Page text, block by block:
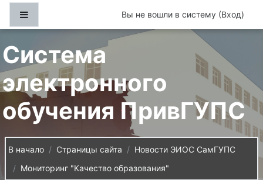
Перейти к основному содержанию
Вы не вошли в систему (Вход)
Система
электронного
обучения ПривГУПС
В начало Страницы сайта
Новости ЭИОС СамГУПС
Мониторинг "Качество образования"